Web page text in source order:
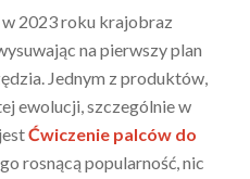
w 2023 roku krajobraz
na pierwszy plan
Jednym z produktów,
ewolucji, szczególnie w
Ćwiczenie palców do
rosnącą popularność, nic